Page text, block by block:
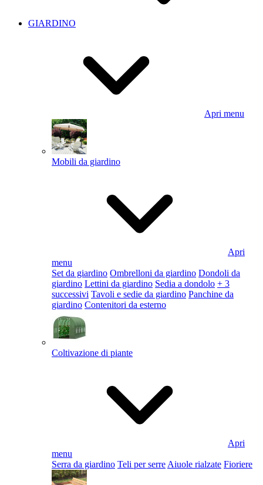
GIARDINO
Apri menu
Mobili da giardino
Apri
menu
Set da giardino Ombrelloni da giardino Dondoli da
giardino Lettini da giardino Sedia a dondolo + 3
successivi Tavoli e sedie da giardino Panchine da
giardino Contenitori da esterno
Coltivazione di piante
Apri
menu
Serra da giardino Teli per serre Aiuole rialzate Fioriere